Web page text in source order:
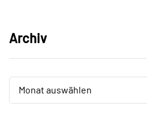
Archiv
Archiv
Monat auswählen
Archiv